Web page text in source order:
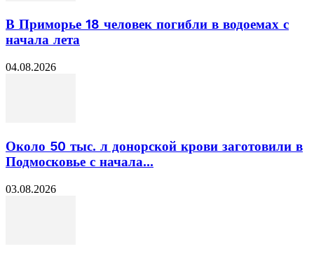
В Приморье 18 человек погибли в водоемах с
начала лета
04.08.2026
Около 50 тыс. л донорской крови заготовили в
Подмосковье с начала...
03.08.2026